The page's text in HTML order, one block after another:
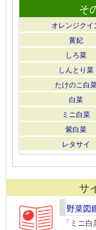
そ
オレンジクイ
黄妃
しろ菜
しんとり菜
たけのこ白
白菜
ミニ白菜
紫白菜
レタサイ
サ
野菜図
「ミニ